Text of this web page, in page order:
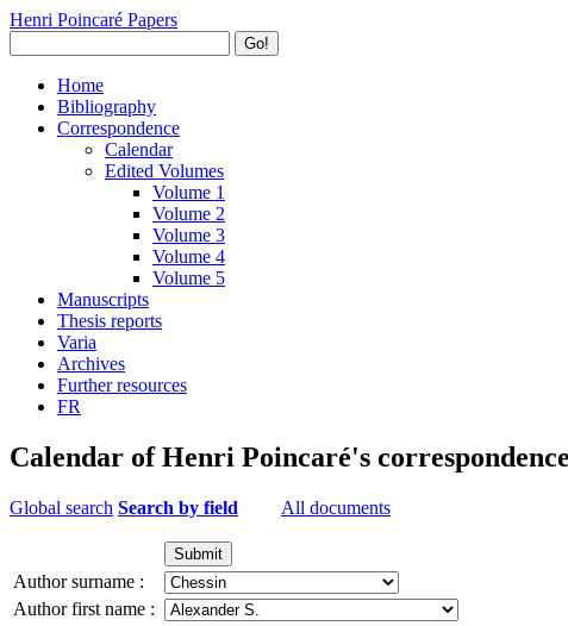
Henri Poincaré Papers
Go!
Home
Bibliography
Correspondence
Calendar
Edited Volumes
Volume 1
Volume 2
Volume 3
Volume 4
Volume 5
Manuscripts
Thesis reports
Varia
Archives
Further resources
FR
Calendar of Henri Poincaré's
Global search Search by field All documents
Author surname :
Author first name :